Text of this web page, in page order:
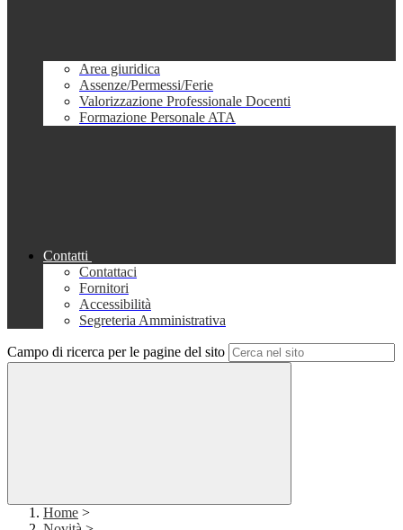
Area giuridica
Assenze/Permessi/Ferie
Valorizzazione Professionale Docenti
Formazione Personale ATA
Contatti
Contattaci
Fornitori
Accessibilità
Segreteria Amministrativa
Campo di ricerca per le pagine del sito
Home >